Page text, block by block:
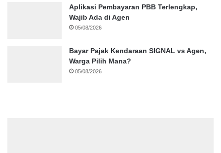
Aplikasi Pembayaran PBB Terlengkap,
Wajib Ada di Agen
05/08/2026
Bayar Pajak Kendaraan SIGNAL vs Agen,
Warga Pilih Mana?
05/08/2026